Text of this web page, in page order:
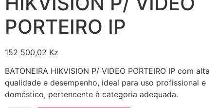
PORTEIRO IP
152 500,02 Kz
BATONEIRA HIKVISION P/ VIDEO PORTEIRO IP com alta
qualidade e desempenho, ideal para uso profissional e
doméstico, pertencente à categoria adequada.